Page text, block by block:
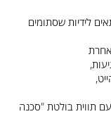
לידיות שסתומים
אחרת
מנעול שסתום פרימיום - (1) שסתום שער LOTO עם תווית בולטת "סכנה